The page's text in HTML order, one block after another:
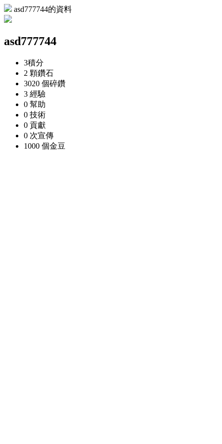
asd777744的資料
asd777744
3積分
2 顆鑽石
3020 個碎鑽
3 經驗
0 幫助
0 技術
0 貢獻
0 次宣傳
1000 個金豆